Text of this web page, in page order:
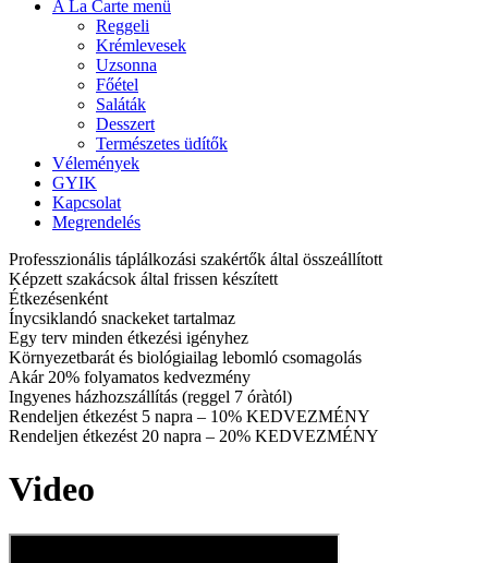
A La Carte menü
Reggeli
Krémlevesek
Uzsonna
Főétel
Saláták
Desszert
Természetes üdítők
Vélemények
GYIK
Kapcsolat
Megrendelés
Professzionális táplálkozási szakértők által összeállított
Képzett szakácsok által frissen készített
Étkezésenként
Ínycsiklandó snackeket tartalmaz
Egy terv minden étkezési igényhez
Környezetbarát és biológiailag lebomló csomagolás
Akár 20% folyamatos kedvezmény
Ingyenes házhozszállítás (reggel 7 óràtól)
Rendeljen étkezést 5 napra – 10% KEDVEZMÉNY
Rendeljen étkezést 20 napra – 20% KEDVEZMÉNY
Video